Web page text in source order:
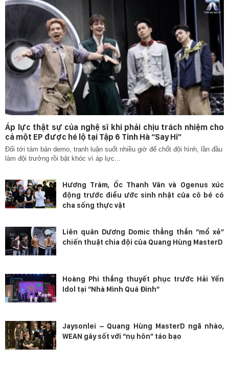
Áp lực thật sự của nghệ sĩ khi phải chịu trách nhiệm cho
cả một EP được hé lộ tại Tập 6 Tinh Hà “Say Hi”
Đổi tới tám bản demo, tranh luận suốt nhiều giờ để chốt đội hình, lần đầu
làm đội trưởng rồi bật khóc vì áp lực...
Hương Tràm, Ốc Thanh Vân và Ogenus xúc
động trước điều ước sinh nhật của cô bé có
cha sống thực vật
Liên quân Dương Domic thẳng thắn “mổ xẻ”
chiến thuật chia đội của Quang Hùng MasterD
Hoàng Phi thắng thuyết phục trước Hải Yến
Idol tại “Nhà Mình Quá Đỉnh”
Jaysonlei – Quang Hùng MasterD ngã nhào,
WEAN gây sốt với “nụ hôn” táo bạo